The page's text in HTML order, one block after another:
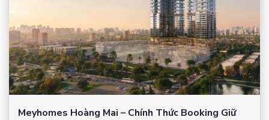
Meyhomes Hoàng Mai – Chính Thức Booking Giữ